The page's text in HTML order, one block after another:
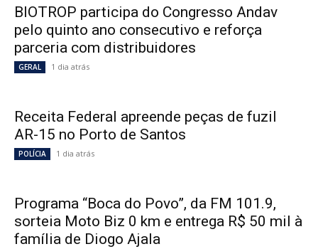
BIOTROP participa do Congresso Andav
pelo quinto ano consecutivo e reforça
parceria com distribuidores
GERAL 1 dia atrás
Receita Federal apreende peças de fuzil
AR-15 no Porto de Santos
POLÍCIA 1 dia atrás
Programa “Boca do Povo”, da FM 101.9,
sorteia Moto Biz 0 km e entrega R$ 50 mil à
família de Diogo Ajala